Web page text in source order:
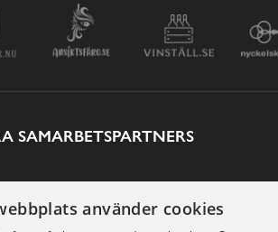
SAMARBETSPARTNERS
använder cookies